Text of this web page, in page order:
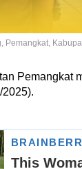
Pemangkat